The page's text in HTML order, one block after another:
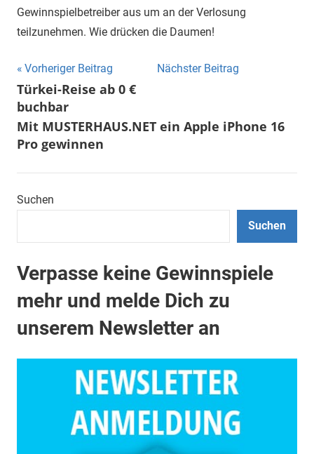
Gewinnspielbetreiber aus um an der Verlosung
teilzunehmen. Wie drücken die Daumen!
Beitragsnavigation
Vorheriger Beitrag
Türkei-Reise ab 0 €
buchbar
Nächster Beitrag
Mit MUSTERHAUS.NET ein Apple iPhone 16
Pro gewinnen
Suchen
Suchen
Verpasse keine Gewinnspiele
mehr und melde Dich zu
unserem Newsletter an